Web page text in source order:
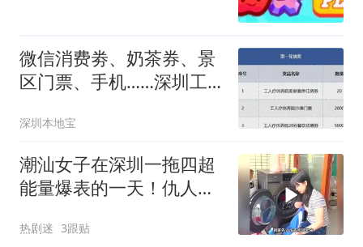
微信消费劵、奶茶券、景
区门票、手机……深圳工
与入口→
深圳本地宝
潮汕女子在深圳一拖四超
能量爆表的一天！仇人看
热剧迷 3跟贴